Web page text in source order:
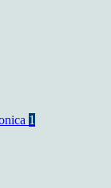
1